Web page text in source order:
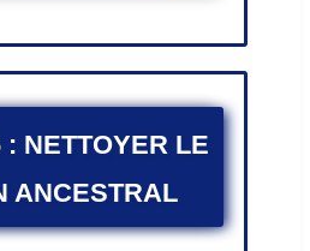
: NETTOYER LE
ANCESTRAL